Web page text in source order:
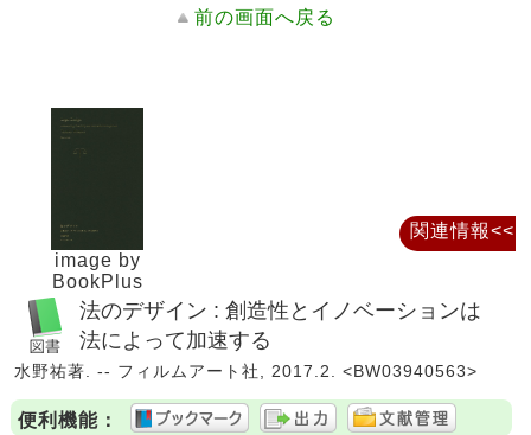
前の画面へ戻る
image by
BookPlus
法のデザイン : 創造性とイノベーションは
法によって加速する
水野祐著. -- フィルムアート社, 2017.2. <BW03940563>
便利機能：
関連情報<<